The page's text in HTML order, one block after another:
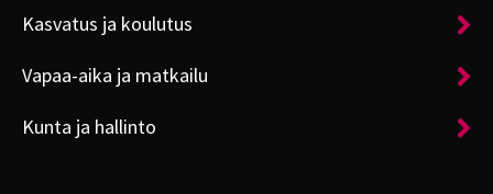
Kasvatus ja koulutus
Vapaa-aika ja matkailu
Kunta ja hallinto